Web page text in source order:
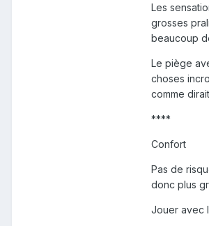
Les
grosses
beaucoup
Le piège
choses
comme
****
Confort
Pas de
donc plus
Jouer avec